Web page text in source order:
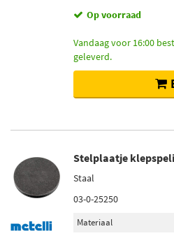
Op voorraad
Vandaag voor 16:00
geleverd.
Stelplaatje
Staal
03-0-25250
Materiaal